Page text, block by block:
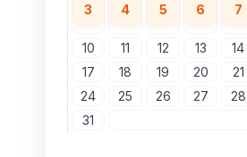
3 4 5 6 7
10 11 12 13 14
17
18 19 20 21
24
25 26 27 28
31